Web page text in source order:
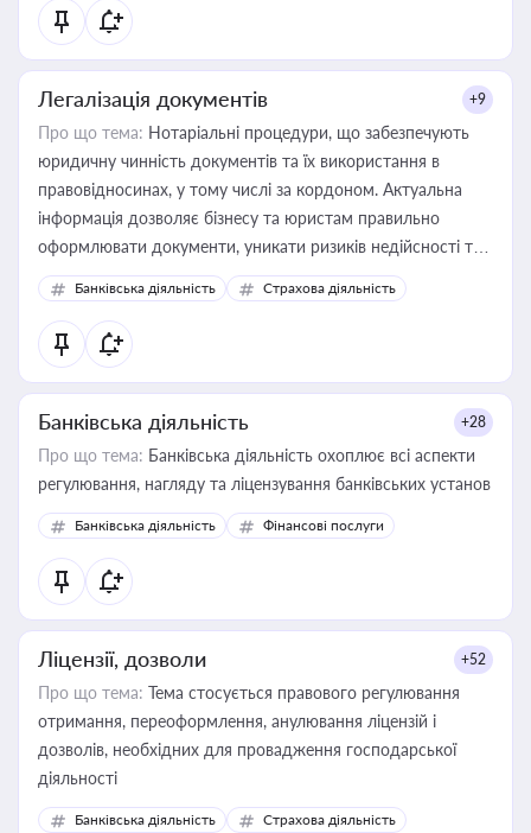
статусу суб'єктів оціночної діяльності
Легалізація документів +9
Про що тема: Нотаріальні процедури, що забезпечують
юридичну чинність документів та їх використання в
правовідносинах, у тому числі за кордоном. Актуальна
інформація дозволяє бізнесу та юристам правильно
оформлювати документи, уникати ризиків недійсності та
забезпечувати їх належне прийняття органами влади та
контрагентами
Банківська діяльність Страхова діяльність
Банківська діяльність +28
Про що тема: Банківська діяльність охоплює всі аспекти
регулювання, нагляду та ліцензування банківських установ
Банківська діяльність Фінансові послуги
Ліцензії, дозволи +52
Про що тема: Тема стосується правового регулювання
отримання, переоформлення, анулювання ліцензій і
дозволів, необхідних для провадження господарської
діяльності
Банківська діяльність
Страхова діяльність